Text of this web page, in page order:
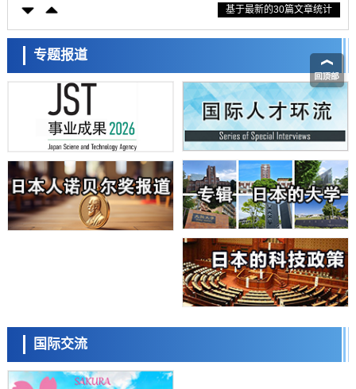
东京大学通过叶绿体基因组编辑技术强化碳固定酶，成功提高光合作用
科学研究
藤田医科大学等成功鉴定出非结核分枝杆菌生存的必需基因，首次揭示
该基因的必要性因菌株而异
经济・社会
【AI法下篇】如何应对AI的不可控性——中央大学平野晋教授专访
科学研究
日本学术会议：为保持土壤健康应采取哪些措施？探讨土壤保护与强化
的具体对策
科学研究
大阪大学开发基于水氢键网络的温度预测新方法，AI从分子排列信息中
高精度解读
经济・社会
【AI法上篇】如何对“将人生交给AI”保持危机感——中央大学平野晋教
庆应义塾大学阐明脑内“游击手”小胶质细胞包裹保护受损神经细胞的机
制，有望用于开发阿尔茨海默病等疾病疗法
劣化抑制机制，为提升轮胎安全性与耐久性的材料设计开辟道路
科学研究
近畿大学等发现植物染料“日本茜”的红色成分可抑制老化与炎症，有望
成为新型功能性材料
科学研究
基于最新的30篇文章统计
专题报道
国际交流
流员